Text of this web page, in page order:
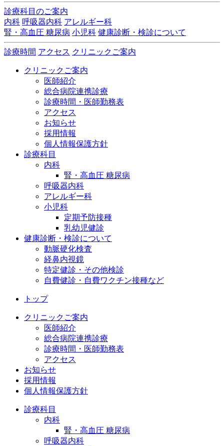
診療科目のご案内
内科 呼吸器内科 アレルギー科
腎・高血圧 糖尿病 小児科 健康診断・検診について
診療時間 アクセス クリニックご案内
クリニックご案内
医師紹介
総合病院連携診療
診療時間・医師勤務表
アクセス
お知らせ
採用情報
個人情報保護方針
診療科目
内科
腎・高血圧 糖尿病
呼吸器内科
アレルギー科
小児科
定期予防接種
乳幼児健診
健康診断・検診について
動脈硬化検査
経鼻内視鏡
特定健診・その他検診
自費健診・自費ワクチン接種など
トップ
クリニックご案内
医師紹介
総合病院連携診療
診療時間・医師勤務表
アクセス
お知らせ
採用情報
個人情報保護方針
診療科目
内科
腎・高血圧 糖尿病
呼吸器内科